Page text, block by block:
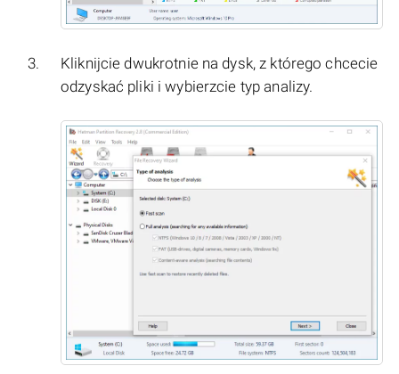
Kliknijcie dwukrotnie na dysk, z którego chcecie
odzyskać pliki i wybierzcie typ analizy.